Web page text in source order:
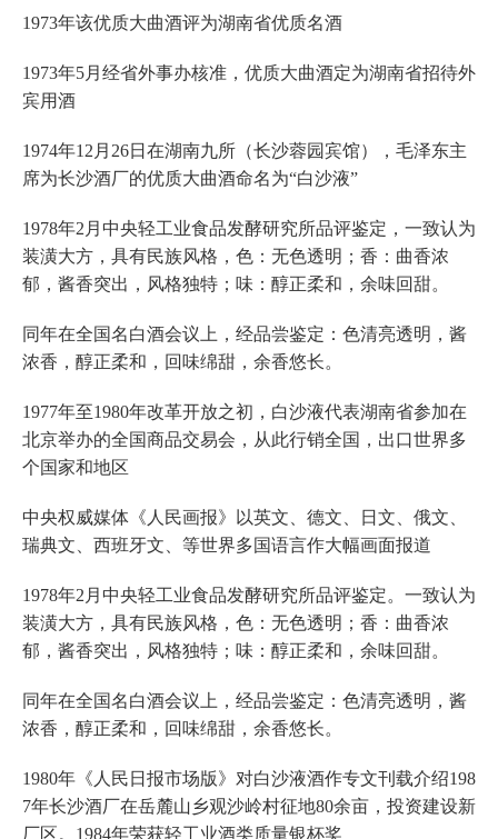
1973年该优质大曲酒评为湖南省优质名酒
1973年5月经省外事办核准，优质大曲酒定为湖南省招待外
宾用酒
1974年12月26日在湖南九所（长沙蓉园宾馆），毛泽东主
席为长沙酒厂的优质大曲酒命名为“白沙液”
1978年2月中央轻工业食品发酵研究所品评鉴定，一致认为
装潢大方，具有民族风格，色：无色透明；香：曲香浓
郁，酱香突出，风格独特；味：醇正柔和，余味回甜。
同年在全国名白酒会议上，经品尝鉴定：色清亮透明，酱
浓香，醇正柔和，回味绵甜，余香悠长。
1977年至1980年改革开放之初，白沙液代表湖南省参加在
北京举办的全国商品交易会，从此行销全国，出口世界多
个国家和地区
中央权威媒体《人民画报》以英文、德文、日文、俄文、
瑞典文、西班牙文、等世界多国语言作大幅画面报道
1978年2月中央轻工业食品发酵研究所品评鉴定。一致认为
装潢大方，具有民族风格，色：无色透明；香：曲香浓
郁，酱香突出，风格独特；味：醇正柔和，余味回甜。
同年在全国名白酒会议上，经品尝鉴定：色清亮透明，酱
浓香，醇正柔和，回味绵甜，余香悠长。
1980年《人民日报市场版》对白沙液酒作专文刊载介绍198
7年长沙酒厂在岳麓山乡观沙岭村征地80余亩，投资建设新
厂区。1984年荣获轻工业酒类质量银杯奖